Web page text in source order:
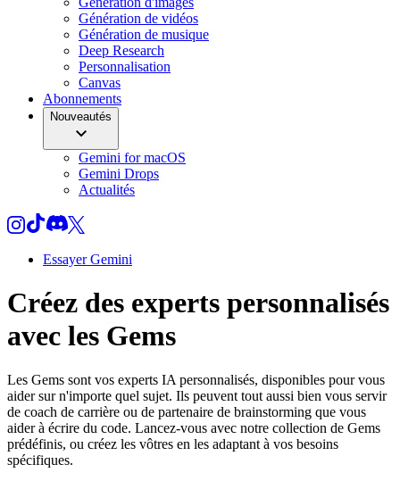
Génération de vidéos
Génération de musique
Deep Research
Personnalisation
Canvas
Abonnements
Nouveautés
Gemini for macOS
Gemini Drops
Actualités
Essayer Gemini
Créez des experts personnalisés
avec les Gems
Les Gems sont vos experts IA personnalisés, disponibles pour vous
aider sur n'importe quel sujet. Ils peuvent tout aussi bien vous servir
de coach de carrière ou de partenaire de brainstorming que vous
aider à écrire du code. Lancez-vous avec notre collection de Gems
prédéfinis, ou créez les vôtres en les adaptant à vos besoins
spécifiques.